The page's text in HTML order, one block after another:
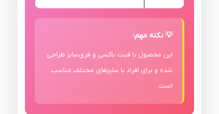
💡 نکته مهم:
این محصول با فیت باکسی و فری‌سایز طراحی
شده و برای افراد با سایزهای مختلف مناسب
است.